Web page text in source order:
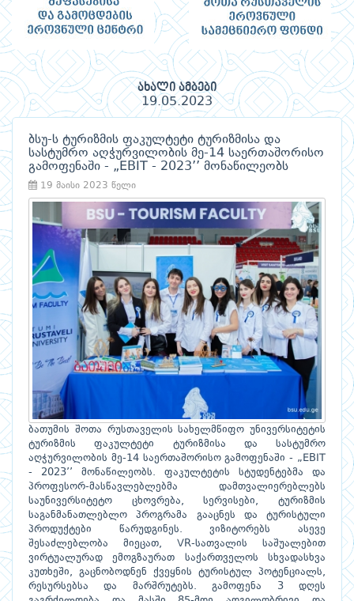
ახალი ამბები
19.05.2023
ბსუ-ს ტურიზმის ფაკულტეტი ტურიზმისა და
სასტუმრო აღჭურვილობის მე-14 საერთაშორისო
გამოფენაში - „EBIT - 2023’’ მონაწილეობს
19 მაისი 2023 წელი
ბათუმის შოთა რუსთაველის სახელმწიფო უნივერსიტეტის
ტურიზმის ფაკულტეტი ტურიზმისა და სასტუმრო
აღჭურვილობის მე-14 საერთაშორისო გამოფენაში - „EBIT
- 2023’’ მონაწილეობს. ფაკულტეტის სტუდენტებმა და
პროფესორ-მასწავლებლებმა დამთვალიერებლებს
საუნივერსიტეტო ცხოვრება, სერვისები, ტურიზმის
საგანმანათლებლო პროგრამა გააცნეს და ტურისტული
პროდუქტები წარუდგინეს. ვიზიტორებს ასევე
შესაძლებლობა მიეცათ, VR-სათვალის საშუალებით
ვირტუალურად ემოგზაურათ საქართველოს სხვადასხვა
კუთხეში, გაცნობოდნენ ქვეყნის ტურისტულ პოტენციალს,
რესურსებსა და მარშრუტებს. გამოფენა 3 დღეს